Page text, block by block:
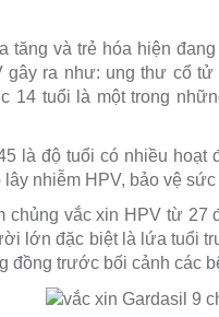
tăng và trẻ hóa hiện
gây ra như: ung thư cổ
14 tuổi là một trong
là độ tuổi có nhiều
nhiễm HPV, bảo vệ
chủng vắc xin HPV từ 27
lớn đặc biệt là lứa tuổi
đồng trước bối cảnh các